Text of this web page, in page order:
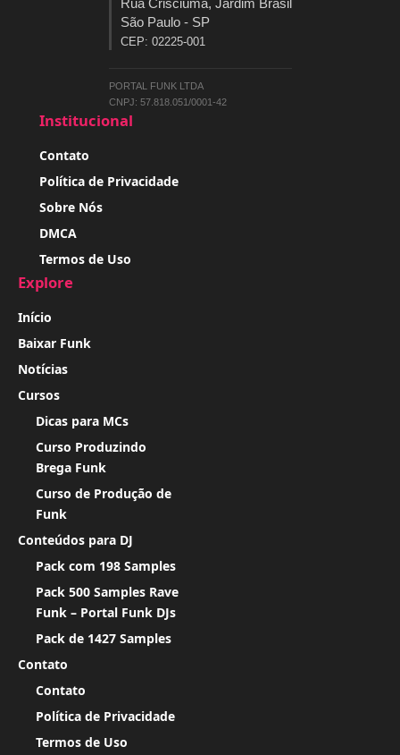
Rua Crisciúma, Jardim Brasil
São Paulo - SP
CEP: 02225-001
PORTAL FUNK LTDA
CNPJ: 57.818.051/0001-42
Institucional
Contato
Política de Privacidade
Sobre Nós
DMCA
Termos de Uso
Explore
Início
Baixar Funk
Notícias
Cursos
Dicas para MCs
Curso Produzindo
Brega Funk
Curso de Produção de
Funk
Conteúdos para DJ
Pack com 198 Samples
Pack 500 Samples Rave
Funk – Portal Funk DJs
Pack de 1427 Samples
Contato
Contato
Política de Privacidade
Termos de Uso